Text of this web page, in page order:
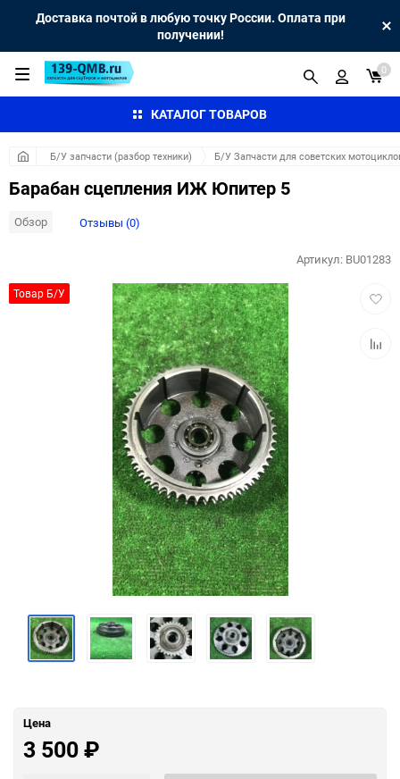
Доставка почтой в любую точку России. Оплата при
получении!
КАТАЛОГ ТОВАРОВ
0
Б/У запчасти (разбор техники) Б/У Запчасти для советских
Барабан сцепления ИЖ Юпитер 5
Обзор Отзывы (0)
Товар Б/У
Артикул: BU01283
Цена
3 500₽